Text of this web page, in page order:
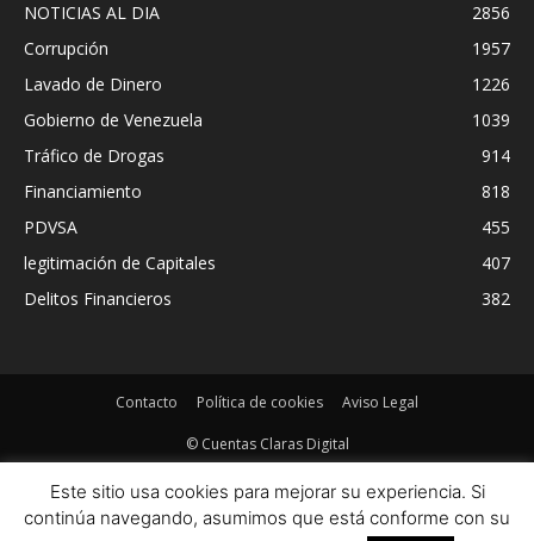
NOTICIAS AL DIA
2856
Corrupción
1957
Lavado de Dinero
1226
Gobierno de Venezuela
1039
Tráfico de Drogas
914
Financiamiento
818
PDVSA
455
legitimación de Capitales
407
Delitos Financieros
382
Contacto Política de cookies Aviso Legal
© Cuentas Claras Digital
Este sitio usa cookies para mejorar su experiencia. Si
continúa navegando, asumimos que está conforme con su